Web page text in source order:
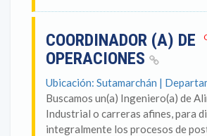
COORDINADOR (A) DE
OPERACIONES
Ubicación: Sutamarchán |
Buscamos un(a) Ingeniero(a) de
Industrial o carreras afines, para
integralmente los procesos de